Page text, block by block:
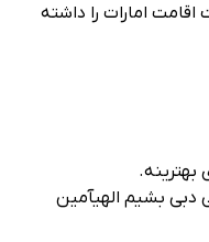
امارات را داشته
بهترینه.
دبی بشیم الهیآمین